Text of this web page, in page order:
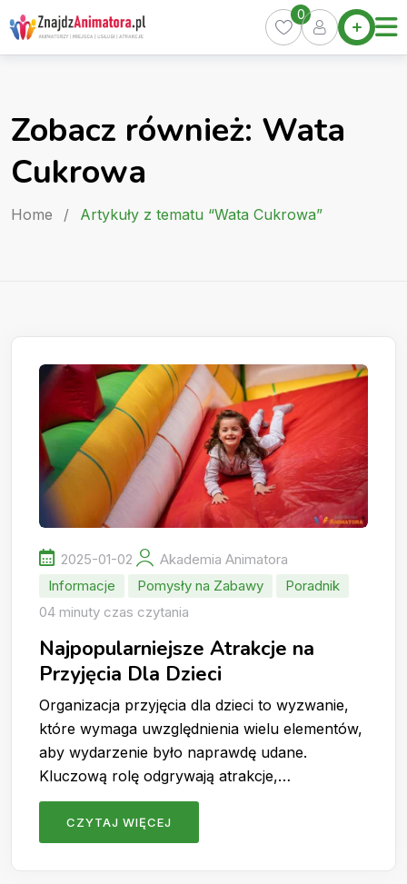
Skip
to
content
Home
Oferty
Pakiety
0
Zobacz również: Wata
Cukrowa
Home / Artykuły z tematu “Wata Cukrowa”
2025-01-02
Akademia Animatora
Informacje
Pomysły na Zabawy
Poradnik
04 minuty czas czytania
Najpopularniejsze Atrakcje na
Przyjęcia Dla Dzieci
Organizacja przyjęcia dla dzieci to wyzwanie,
które wymaga uwzględnienia wielu elementów,
aby wydarzenie było naprawdę udane.
Kluczową rolę odgrywają atrakcje,…
CZYTAJ WIĘCEJ